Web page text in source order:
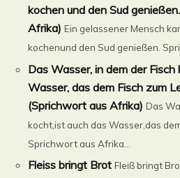
kochen und den Sud
Afrika) Ein gelassener Mensch
kochenund den Sud genießen.
Das Wasser, in dem der
Wasser, das dem Fisch zum
(Sprichwort aus Afrika) Das
kocht,ist auch das Wasser,das
Sprichwort aus Afrika...
Fleiss bringt Brot Fleiß bringt